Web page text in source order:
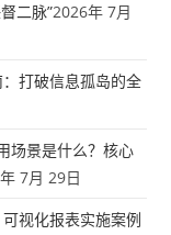
二脉”2026年 7月
打破信息孤岛的全
场景是什么？核心
7月 29日
可视化报表实施案例